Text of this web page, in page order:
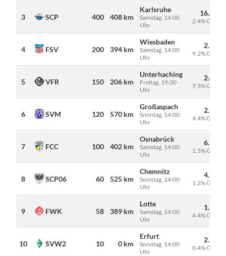
3 SCP 400 408 km
Karlsruhe
Samstag, 14:00
Uhr
16.899
2.4% Gäste
4 FSV 200 394 km
Wiesbaden
Samstag, 14:00
Uhr
2.165
9.2% Gäste
5 VFR 150 206 km
Unterhaching
Freitag, 19:00
Uhr
2.000
7.5% Gäste
6 SVM 120 570 km
Großaspach
Sonntag, 14:00
Uhr
2.700
4.4% Gäste
7 FCC 100 402 km
Osnabrück
Samstag, 14:00
Uhr
6.549
1.5% Gäste
8 SCP06 60 525 km
Chemnitz
Sonntag, 14:00
Uhr
4.915
1.2% Gäste
9 FWK 58 389 km
Lotte
Samstag, 14:00
Uhr
1.321
4.4% Gäste
10 SVW2 10 0 km
Erfurt
Sonntag, 14:00
Uhr
2.791
0.4% Gäste